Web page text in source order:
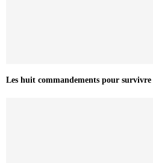
Les huit commandements pour